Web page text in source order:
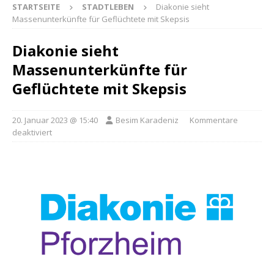
STARTSEITE STADTLEBEN
Diakonie sieht
Massenunterkünfte für Geflüchtete mit Skepsis
Diakonie sieht
Massenunterkünfte für
Geflüchtete mit Skepsis
20. Januar 2023 @ 15:40 Besim Karadeniz
Kommentare
deaktiviert